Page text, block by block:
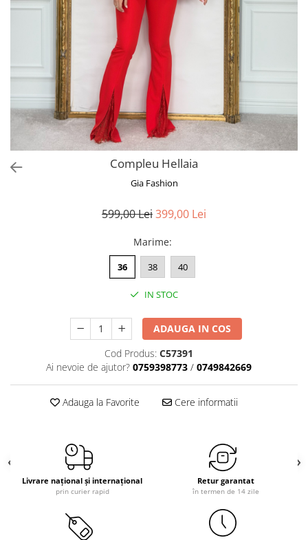
Veste
Paltoane
Sacouri
Traditional
Compleu Hellaia
Gia Fashion
599,00 Lei399,00 Lei
Marime:
36 38 40
IN STOC
ADAUGA IN COS
Cod Produs: C57391
Ai nevoie de ajutor? 0759398773 / 0749842669
Adauga la Favorite Cere informatii
Livrare național și internațional
prin curier rapid
Retur garantat
în termen de 14 zile